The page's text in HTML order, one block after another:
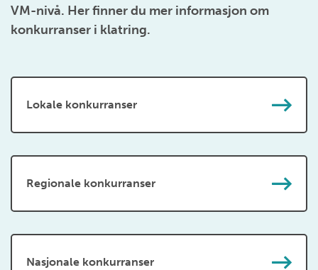
VM-nivå. Her finner du mer informasjon om
konkurranser i klatring.
Lokale konkurranser
Regionale konkurranser
Nasjonale konkurranser